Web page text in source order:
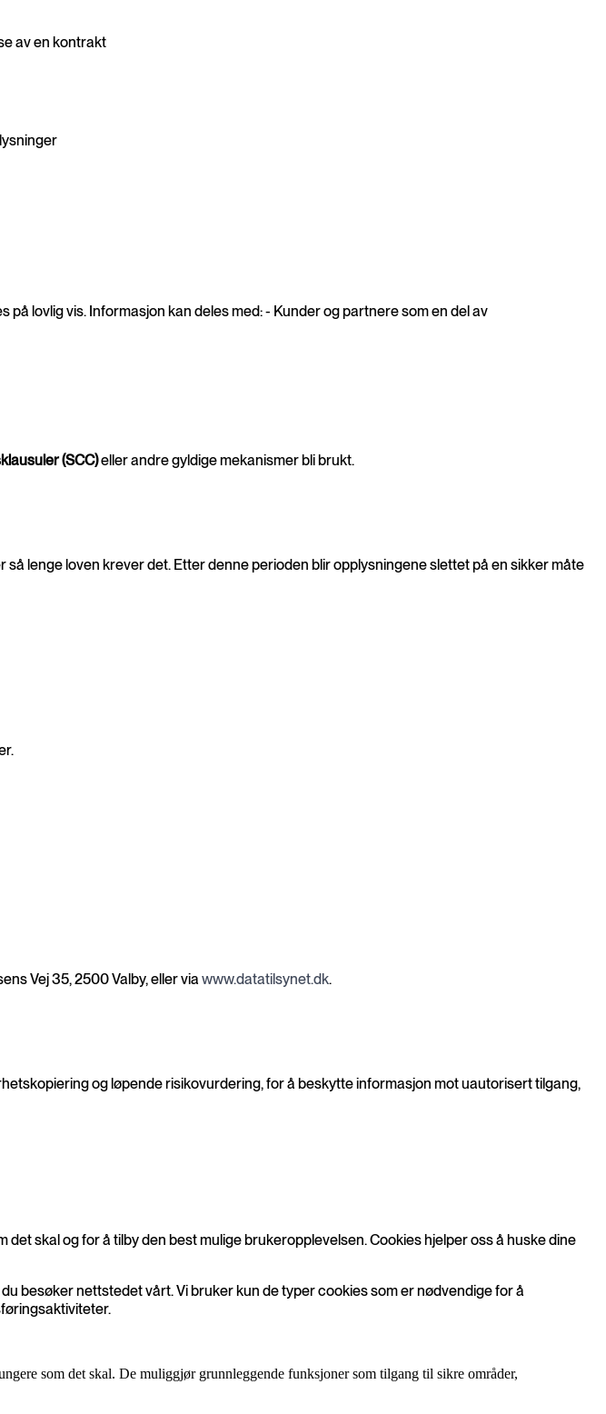
av en kontrakt
lovlig vis. Informasjon kan deles med: - Kunder og partnere som en del av
(SCC)eller andre gyldige mekanismer bli brukt.
lenge loven krever det. Etter denne perioden blir opplysningene slettet på en sikker måte
Vej 35, 2500 Valby, eller via www.datatilsynet.dk.
og løpende risikovurdering, for å beskytte informasjon mot uautorisert tilgang,
skal og for å tilby den best mulige brukeropplevelsen. Cookies hjelper oss å huske dine
besøker nettstedet vårt. Vi bruker kun de typer cookies som er nødvendige for å
som det skal. De muliggjør grunnleggende funksjoner som tilgang til sikre områder,